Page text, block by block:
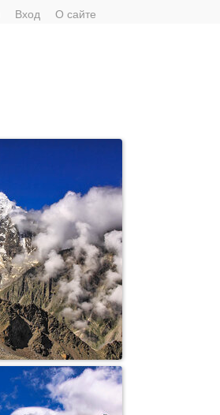
Вход О сайте